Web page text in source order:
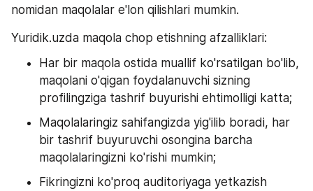
nomidan maqolalar e'lon qilishlari mumkin.
Yuridik.uzda maqola chop etishning afzalliklari:
Har bir maqola ostida muallif ko'rsatilgan bo'lib,
maqolani o'qigan foydalanuvchi sizning
profilingziga tashrif buyurishi ehtimolligi katta;
Maqolalaringiz sahifangizda yig'ilib boradi, har
bir tashrif buyuruvchi osongina barcha
maqolalaringizni ko'rishi mumkin;
Fikringizni ko'proq auditoriyaga yetkazish